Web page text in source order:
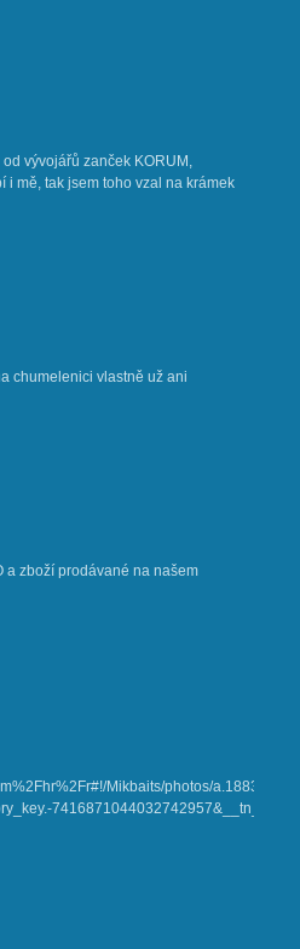
vývojářů zanček KORUM,
i mě, tak jsem toho vzal na krámek
chumelenici vlastně už ani
a zboží prodávané na našem
Mikbaits/photos/